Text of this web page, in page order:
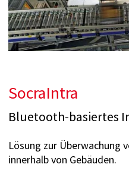
SocraIntra
Bluetooth-basiertes
Lösung zur Überwachung
innerhalb von Gebäuden.